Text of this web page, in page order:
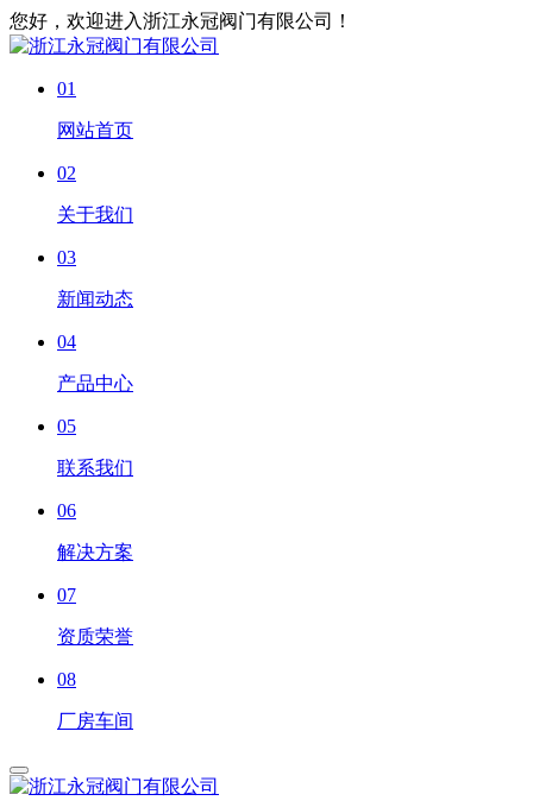
您好，欢迎进入浙江永冠阀门有限公司！
01
网站首页
02
关于我们
03
新闻动态
04
产品中心
05
联系我们
06
解决方案
07
资质荣誉
08
厂房车间